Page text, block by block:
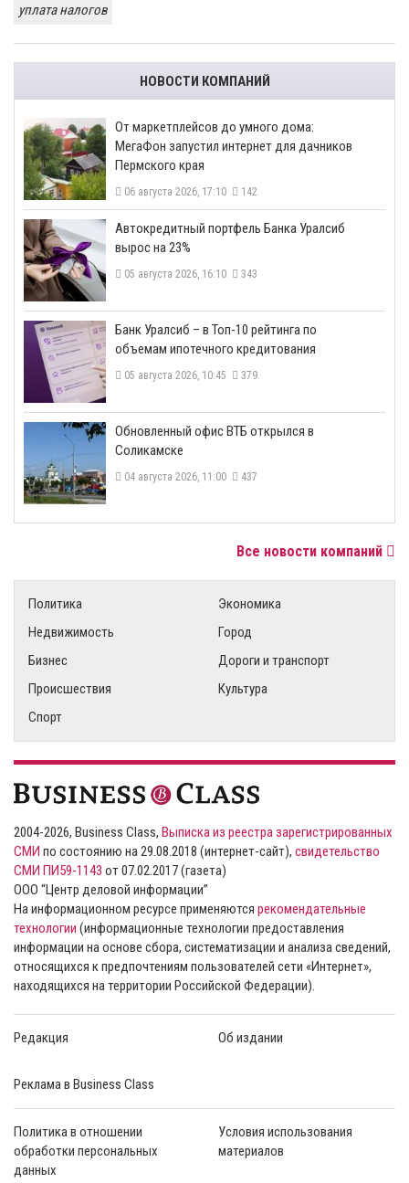
уплата налогов
НОВОСТИ КОМПАНИЙ
От маркетплейсов до умного дома:
МегаФон запустил интернет для дачников
Пермского края
06 августа 2026, 17:10 142
​Автокредитный портфель Банка Уралсиб
вырос на 23%
05 августа 2026, 16:10 343
​Банк Уралсиб – в Топ-10 рейтинга по
объемам ипотечного кредитования
05 августа 2026, 10:45 379
​Обновленный офис ВТБ открылся в
Соликамске
04 августа 2026, 11:00 437
Все новости компаний
Политика
Экономика
Недвижимость
Город
Бизнес
Дороги и транспорт
Происшествия
Культура
Спорт
2004-2026, Business Class, Выписка из реестра зарегистрированных
СМИ по состоянию на 29.08.2018 (интернет-сайт), свидетельство
СМИ ПИ59-1143 от 07.02.2017 (газета)
ООО “Центр деловой информации”
На информационном ресурсе применяются рекомендательные
технологии (информационные технологии предоставления
информации на основе сбора, систематизации и анализа сведений,
относящихся к предпочтениям пользователей сети «Интернет»,
находящихся на территории Российской Федерации).
Редакция Об издании
Реклама в Business Class
Политика в отношении
обработки персональных
данных
Условия использования
материалов